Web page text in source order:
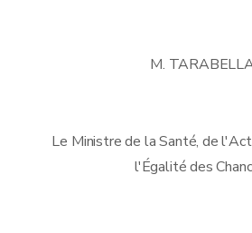
M.
Le Ministre de la Santé, de
l'Égalité des